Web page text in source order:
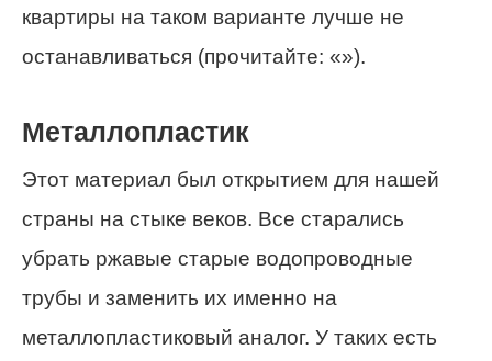
квартиры на таком варианте лучше не
останавливаться (прочитайте: «»).
Металлопластик
Этот материал был открытием для нашей
страны на стыке веков. Все старались
убрать ржавые старые водопроводные
трубы и заменить их именно на
металлопластиковый аналог. У таких есть